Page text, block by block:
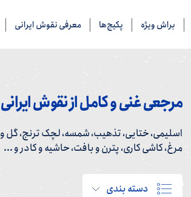
براش ویژه پکیج‌ها معرفی نقوش ایرانی
مرجعی غنی و کامل از نقوش ایرانی
اسلیمی، ختایی، تذهیب، شمسه، لچک ترنج، گل و
مرغ، کاشی کاری، پترن و بافت، حاشیه و کادر و ...
دسته بندی